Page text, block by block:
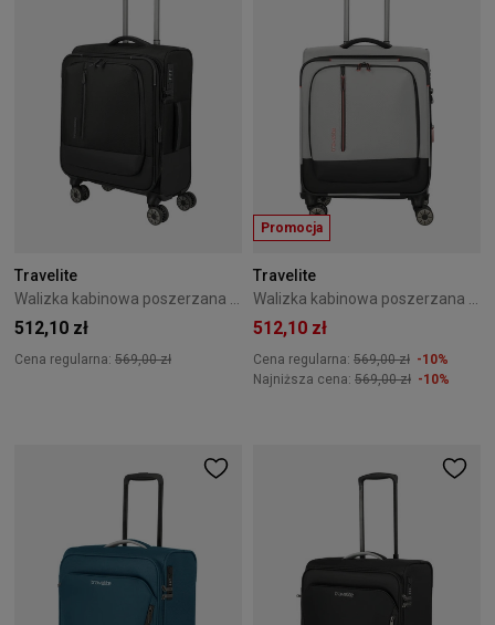
Travelite
512,10 zł
Cena regularna: 569,00 zł
Promocja
Travelite
512,10 zł
Cena regularna: 569,00 zł -10%
Najniższa cena: 569,00 zł -10%